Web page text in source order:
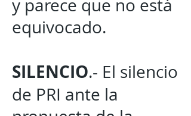
y parece que no está
equivocado.
SILENCIO.- El silencio
de PRI ante la